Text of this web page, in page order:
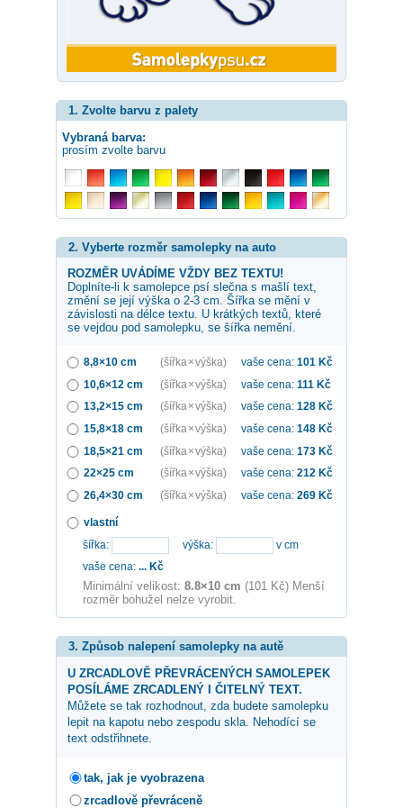
1. Zvolte barvu z palety
Vybraná barva:
prosím zvolte barvu
2. Vyberte rozměr samolepky na auto
ROZMĚR UVÁDÍME VŽDY BEZ TEXTU!
Doplníte-li k samolepce psí slečna s mašlí text,
změní se její výška o 2-3 cm. Šířka se mění v
závislosti na délce textu. U krátkých textů, které
se vejdou pod samolepku, se šířka nemění.
8,8×10 cm (šířka × výška) vaše cena: 101 Kč
10,6×12 cm
(šířka × výška) vaše cena: 111 Kč
13,2×15 cm
(šířka × výška) vaše cena: 128 Kč
15,8×18 cm
(šířka × výška) vaše cena: 148 Kč
18,5×21 cm
(šířka × výška) vaše cena: 173 Kč
22×25 cm
(šířka × výška) vaše cena: 212 Kč
26,4×30 cm
(šířka × výška) vaše cena: 269 Kč
vlastní
šířka:
výška:
v cm
vaše cena: ... Kč
Minimální velikost: 8.8×10 cm (101 Kč) Menší
rozměr bohužel nelze vyrobit.
3. Způsob nalepení samolepky na autě
U ZRCADLOVĚ PŘEVRÁCENÝCH SAMOLEPEK
POSÍLÁME ZRCADLENÝ I ČITELNÝ TEXT.
Můžete se tak rozhodnout, zda budete samolepku
lepit na kapotu nebo zespodu skla. Nehodící se
text odstřihnete.
tak, jak je vyobrazena
zrcadlově převráceně